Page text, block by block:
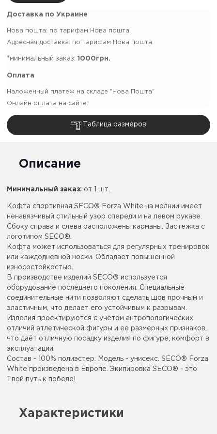
Доставка по Украине
Нова пошта: по тарифам Нова пошта.
Адресная доставка: по тарифам Нова пошта.
*минимальный заказ: 1000грн.
Оплата
Наложенный платеж на складе "Нова Пошта"
Онлайн оплата на сайте:
Таблица размеров
Описание
Минимальный заказ: от 1 шт.
Кофта спортивная SECO® Forza White на молнии имеет
ненавязчивый стильный узор спереди и на левом рукаве.
Сбоку справа и слева расположены карманы. Застежка с
логотипом SECO®.
Кофта может использоваться для регулярных тренировок
или каждодневной носки. Обладает повышенной
износостойкостью.
В производстве изделий SECO® используется
оборудование последнего поколения. Специальные
соединительные нити позволяют сделать шов прочным и
эластичным, что делает его устойчивым к разрывам.
Изделия проектируются с учётом антропологических
отличий атлетической фигуры и ее размерных признаков,
что даёт отличную посадку изделия по фигуре, комфорт в
эксплуатации.
Состав - 100% полиэстер. Модель - унисекс. SECO® Forza
White произведена в Европе. Экипировка SECO® - это
Твой путь к победе!
Характеристики